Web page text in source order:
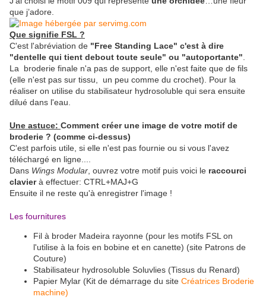
que j’adore.
Que signifie FSL ?
C'est l'abréviation de "Free Standing Lace" c'est à dire
"dentelle qui tient debout toute seule" ou "autoportante"
La broderie finale n'a pas de support, elle n'est faite que de fils
(elle n'est pas sur tissu, un peu comme du crochet). Pour la
réaliser on utilise du stabilisateur hydrosoluble qui sera ensuite
dilué dans l'eau.
Une astuce: Comment créer une image de votre motif de
broderie ? (comme ci-dessus)
C'est parfois utile, si elle n'est pas fournie ou si vous l'avez
téléchargé en ligne....
Dans Wings Modular , ouvrez votre motif puis voici le raccourci
clavierà effectuer: CTRL+MAJ+G
Ensuite il ne reste qu'à enregistrer l'image !
Les fournitures
Fil à broder Madeira rayonne (pour les motifs FSL on
l'utilise à la fois en bobine et en canette) (site Patrons de
Couture)
Stabilisateur hydrosoluble Soluvlies (Tissus du Renard)
Papier Mylar (Kit de démarrage du site Créatrices Broderie
machine)